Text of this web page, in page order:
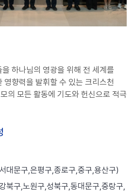
하나님의 영광을 위해 전 세계를
영향력을 발휘할 수 있는 크리스천
의 모든 활동에 기도와 헌신으로 적극
대문구,은평구,종로구,중구,용산구)
북구,노원구,성북구,동대문구,중랑구,